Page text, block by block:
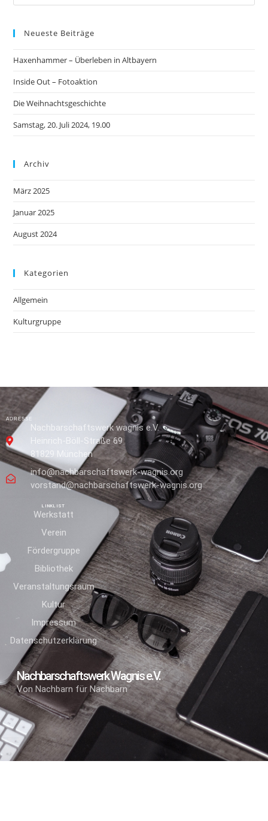
Neueste Beiträge
Haxenhammer – Überleben in Altbayern
Inside Out – Fotoaktion
Die Weihnachtsgeschichte
Samstag, 20. Juli 2024, 19.00
Archiv
März 2025
Januar 2025
August 2024
Kategorien
Allgemein
Kulturgruppe
ADRESSE
Nachbarschaftswerk wagnis e.V.
Heinrich-Böll-Straße 69
81829 München
info@nachbarschaftswerk-wagnis.org
vorstand@nachbarschaftswerk-wagnis.org
LINKLIST
Werkstatt
Verein
Fördergruppe
Bibliothek
Veranstaltungsraum
Kultur
Impressum
Datenschutzerklärung
Nachbarschaftswerk Wagnis e.V.
Von Nachbarn für Nachbarn